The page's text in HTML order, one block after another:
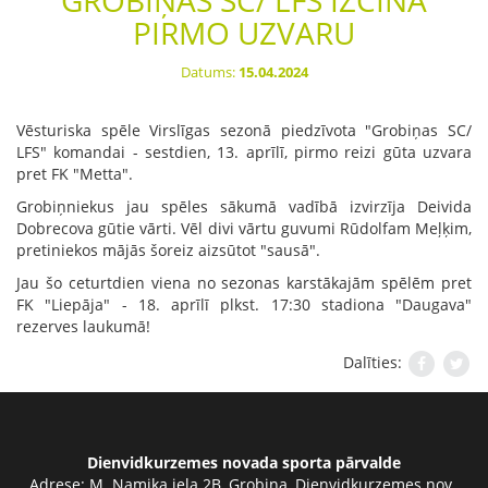
PIRMO UZVARU
Datums: 15.04.2024
Vēsturiska spēle Virslīgas sezonā piedzīvota "Grobiņas SC/
LFS" komandai - sestdien, 13. aprīlī, pirmo reizi gūta uzvara
pret FK "Metta".
Grobiņniekus jau spēles sākumā vadībā izvirzīja Deivida
Dobrecova gūtie vārti. Vēl divi vārtu guvumi Rūdolfam Meļķim,
pretiniekos mājās šoreiz aizsūtot "sausā".
Jau šo ceturtdien viena no sezonas karstākajām spēlēm pret
FK "Liepāja" - 18. aprīlī plkst. 17:30 stadiona "Daugava"
rezerves laukumā!
Dalīties:
Dienvidkurzemes novada sporta pārvalde